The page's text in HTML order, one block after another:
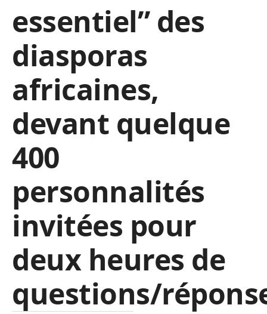
essentiel” des
diasporas
africaines,
devant quelque
400
personnalités
invitées pour
deux heures de
questions/